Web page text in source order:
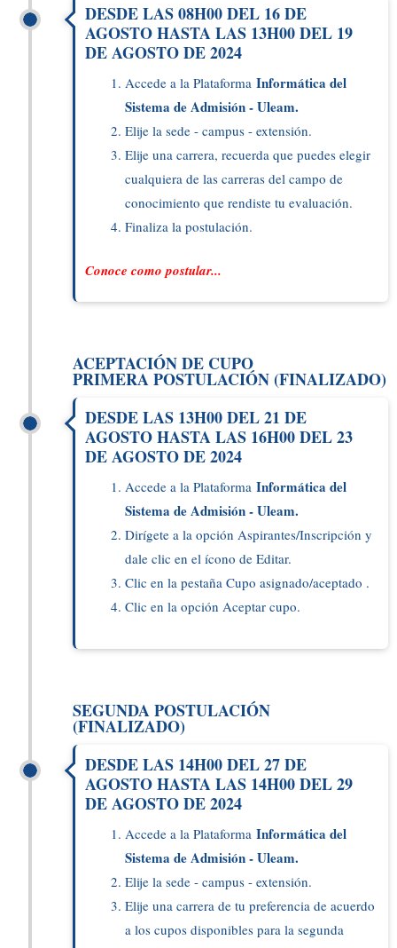
DESDE LAS 08H00 DEL 16 DE
AGOSTO HASTA LAS 13H00 DEL 19
DE AGOSTO DE 2024
Accede a la PlataformaInformática del
Sistema de Admisión - Uleam.
Elije la sede - campus - extensión.
Elije una carrera, recuerda que puedes elegir
cualquiera de las carreras del campo de
conocimiento que rendiste tu evaluación.
Finaliza la postulación.
Conoce como postular...
ACEPTACIÓN DE CUPO
PRIMERA POSTULACIÓN (FINALIZADO)
DESDE LAS 13H00 DEL 21 DE
AGOSTO HASTA LAS 16H00 DEL 23
DE AGOSTO DE 2024
Accede a la PlataformaInformática del
Sistema de Admisión - Uleam.
Dirígete a la opción Aspirantes/Inscripción y
dale clic en el ícono de Editar.
Clic en la pestaña Cupo asignado/aceptado .
Clic en la opción Aceptar cupo.
SEGUNDA POSTULACIÓN
(FINALIZADO)
DESDE LAS 14H00 DEL 27 DE
AGOSTO HASTA LAS 14H00 DEL 29
DE AGOSTO DE 2024
Accede a la PlataformaInformática del
Sistema de Admisión - Uleam.
Elije la sede - campus - extensión.
Elije una carrera de tu preferencia de acuerdo
a los cupos disponibles para la segunda